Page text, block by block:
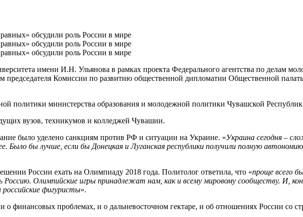
имени И.Н. Ульянова в рамках проекта Федерального агентства по делам
председателя Комиссии по развитию общественной дипломатии Общественной
политики министерства образования и молодежной политики Чувашской
вузов, техникумов и колледжей Чувашии.
было уделено санкциям против РФ и ситуации на Украине. «Украина сегодня –
бы лучше, если бы Донецкая и Луганская республики получили полную
России ехать на Олимпиаду 2018 года. Политолог ответила, что «проще всего
Олимпийские игры принадлежат нам, как и всему мировому сообществу. И,
фигуристы».
финансовых проблемах, и о дальневосточном гектаре, и об отношениях России со